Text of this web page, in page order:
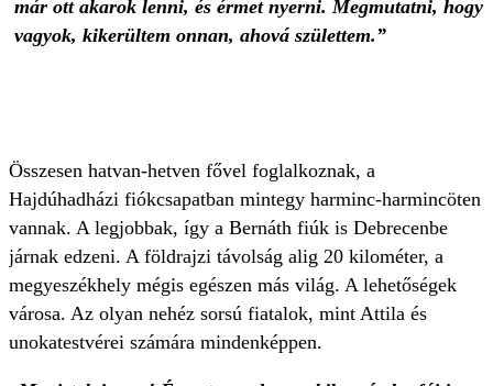
már ott akarok lenni, és érmet nyerni. Megmutatni, hogy
vagyok, kikerültem onnan, ahová születtem.”
Összesen hatvan-hetven fővel foglalkoznak, a
Hajdúhadházi fiókcsapatban mintegy harminc-harmincöten
vannak. A legjobbak, így a Bernáth fiúk is Debrecenbe
járnak edzeni. A földrajzi távolság alig 20 kilométer, a
megyeszékhely mégis egészen más világ. A lehetőségek
városa. Az olyan nehéz sorsú fiatalok, mint Attila és
unokatestvérei számára mindenképpen.